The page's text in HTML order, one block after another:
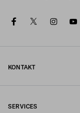
facebooktwitter
KONTAKT
SERVICES